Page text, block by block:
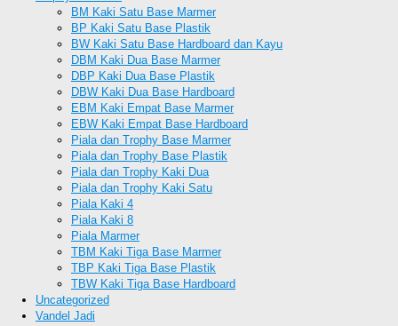
BM Kaki Satu Base Marmer
BP Kaki Satu Base Plastik
BW Kaki Satu Base Hardboard dan Kayu
DBM Kaki Dua Base Marmer
DBP Kaki Dua Base Plastik
DBW Kaki Dua Base Hardboard
EBM Kaki Empat Base Marmer
EBW Kaki Empat Base Hardboard
Piala dan Trophy Base Marmer
Piala dan Trophy Base Plastik
Piala dan Trophy Kaki Dua
Piala dan Trophy Kaki Satu
Piala Kaki 4
Piala Kaki 8
Piala Marmer
TBM Kaki Tiga Base Marmer
TBP Kaki Tiga Base Plastik
TBW Kaki Tiga Base Hardboard
Uncategorized
Vandel Jadi